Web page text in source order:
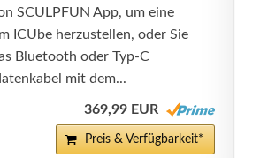
SCULPFUN App, um eine
ICUbe herzustellen, oder Sie
Bluetooth oder Typ-C
mit dem...
369,99 EUR
Preis & Verfügbarkeit*